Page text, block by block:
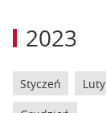
2023
Styczeń Luty